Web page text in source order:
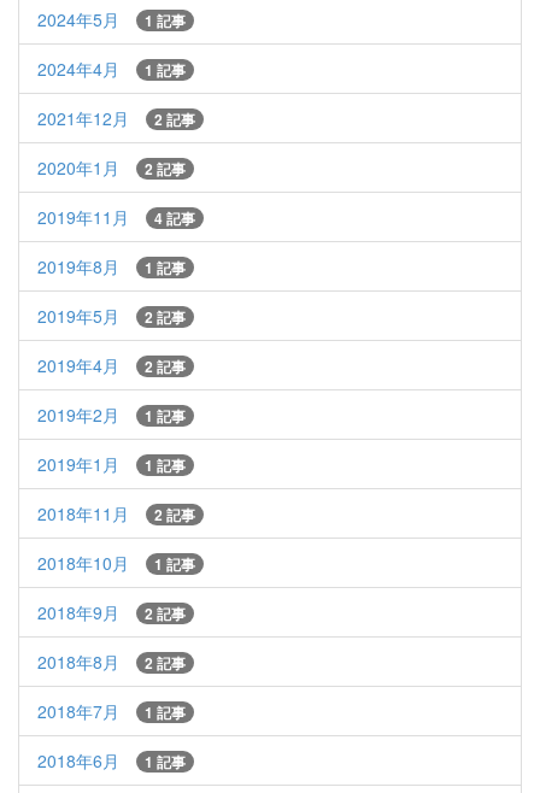
2024年5月 1 記事
2024年4月 1 記事
2021年12月 2 記事
2020年1月 2 記事
2019年11月 4 記事
2019年8月 1 記事
2019年5月 2 記事
2019年4月 2 記事
2019年2月 1 記事
2019年1月 1 記事
2018年11月 2 記事
2018年10月 1 記事
2018年9月 2 記事
2018年8月 2 記事
2018年7月 1 記事
2018年6月 1 記事